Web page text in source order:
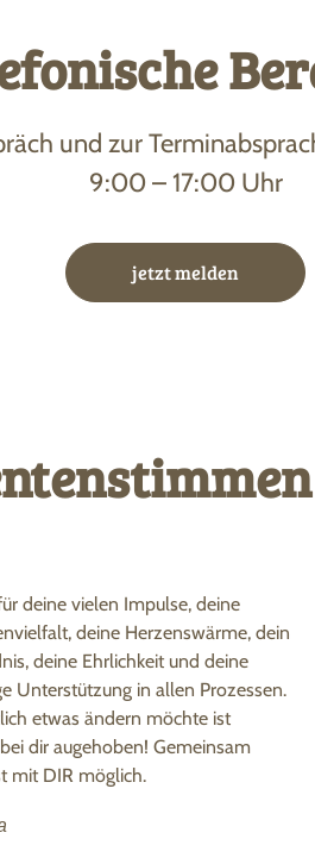
und zur
9:00 – 17:00 Uhr
jetzt melden
deine vielen Impulse, deine
deine Herzenswärme, dein
deine Ehrlichkeit und deine
Unterstützung in allen Prozessen.
etwas ändern möchte ist
dir augehoben! Gemeinsam
mit DIR möglich.